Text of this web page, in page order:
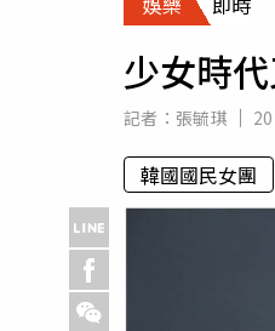
少女時
記者： 張毓琪
韓國國民女團